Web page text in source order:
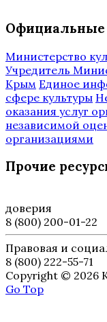
Официальные
Министерство
Учредитель
Крым Единое
сфере культуры
оказания услуг
независимой
организациями
Прочие
доверия
8 (800) 200-01-22
Правовая и
8 (800) 222-55-71
Copyright © 2026
Go Top